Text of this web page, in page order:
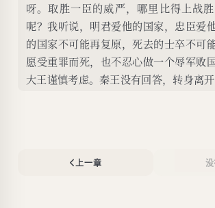
呀。取胜一臣的威严，哪里比得上战
呢？我听说，明君爱他的国家，忠臣爱
的国家不可能再复原，死去的士卒不可
愿受重罪而死，也不忍心做一个辱军败
大王谨慎考虑。秦王没有回答，转身离开
上一章